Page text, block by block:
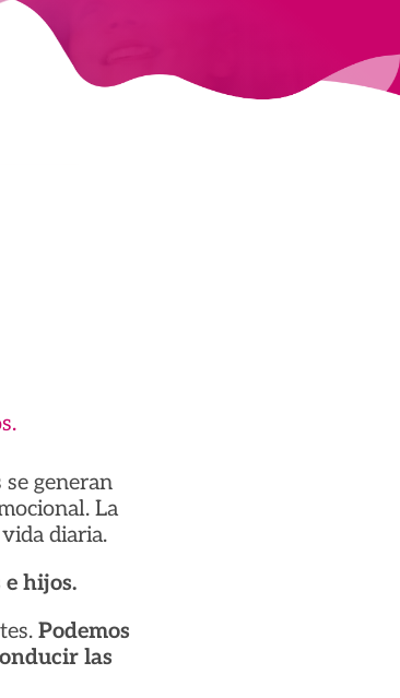
generan
La
diaria.
hijos.
Podemos
las